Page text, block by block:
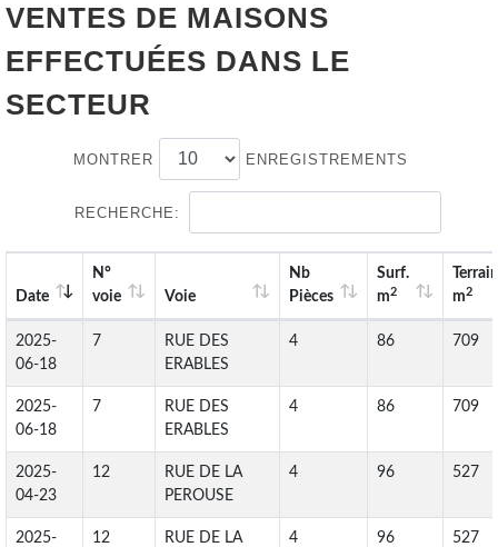
VENTES DE MAISONS
EFFECTUÉES DANS LE
SECTEUR
MONTRER ENREGISTREMENTS
RECHERCHE:
Date
N°
voie
Voie
Nb
Pièces
Surf.
m2
Terrain
m2
2025-
06-18
7
RUE DES
ERABLES
4 86 709
2025-
06-18
7
RUE DES
ERABLES
4 86 709
2025-
04-23
12
RUE DE LA
PEROUSE
4 96 527
2025-
12
RUE DE LA
4 96 527